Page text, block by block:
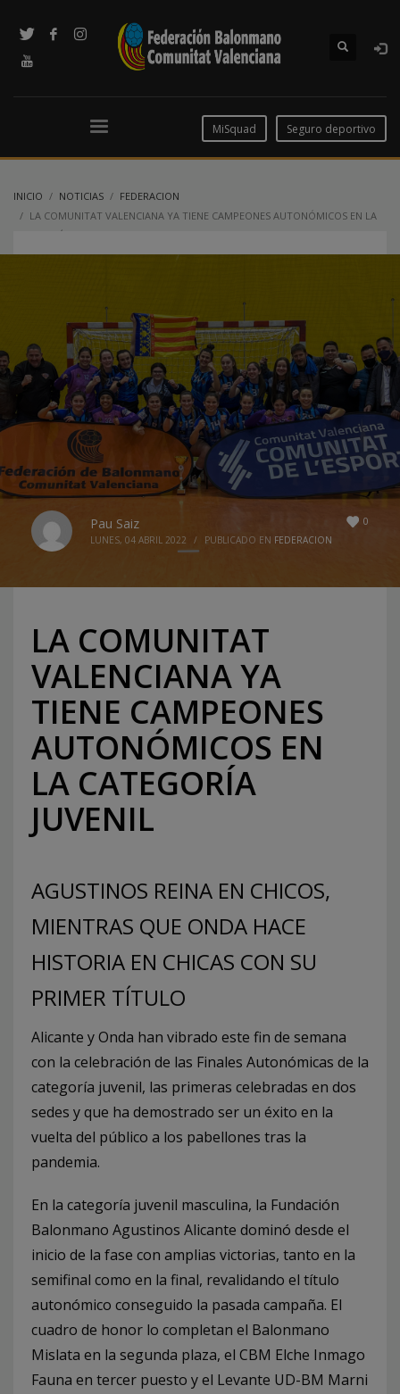
MiSquad Seguro deportivo
INICIO NOTICIAS
FEDERACION
LA COMUNITAT VALENCIANA YA TIENE CAMPEONES AUTONÓMICOS EN LA
CATEGORÍA JUVENIL
0
Pau Saiz
LUNES, 04 ABRIL 2022 / PUBLICADO EN FEDERACION
LA COMUNITAT
VALENCIANA YA
TIENE CAMPEONES
AUTONÓMICOS EN
LA CATEGORÍA
JUVENIL
AGUSTINOS REINA EN CHICOS,
MIENTRAS QUE ONDA HACE
HISTORIA EN CHICAS CON SU
PRIMER TÍTULO
Alicante y Onda han vibrado este fin de semana
con la celebración de las Finales Autonómicas de la
categoría juvenil, las primeras celebradas en dos
sedes y que ha demostrado ser un éxito en la
vuelta del público a los pabellones tras la
pandemia.
En la categoría juvenil masculina, la Fundación
Balonmano Agustinos Alicante dominó desde el
inicio de la fase con amplias victorias, tanto en la
semifinal como en la final, revalidando el título
autonómico conseguido la pasada campaña. El
cuadro de honor lo completan el Balonmano
Mislata en la segunda plaza, el CBM Elche Inmago
Fauna en tercer puesto y el Levante UD-BM Marni